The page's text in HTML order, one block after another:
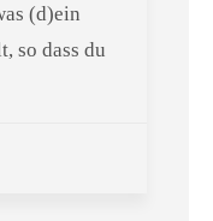
(d)ein
so dass du